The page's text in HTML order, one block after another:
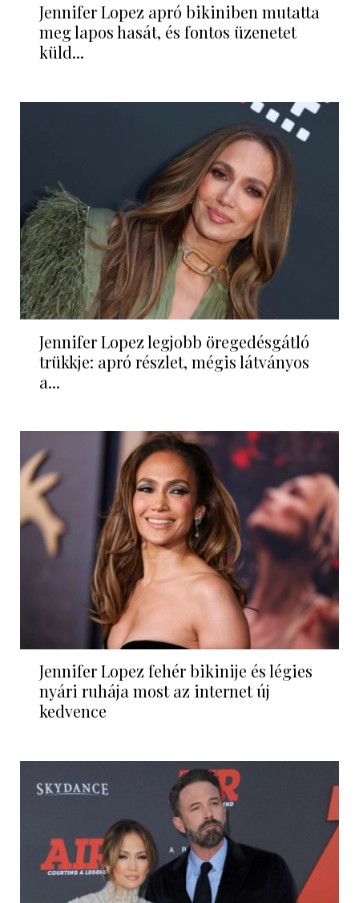
Jennifer Lopez apró bikiniben mutatta
meg lapos hasát, és fontos üzenetet
küld...
Jennifer Lopez legjobb öregedésgátló
trükkje: apró részlet, mégis látványos
a...
Jennifer Lopez fehér bikinije és légies
nyári ruhája most az internet új
kedvence